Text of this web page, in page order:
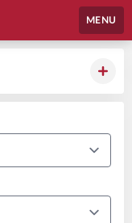
MENU